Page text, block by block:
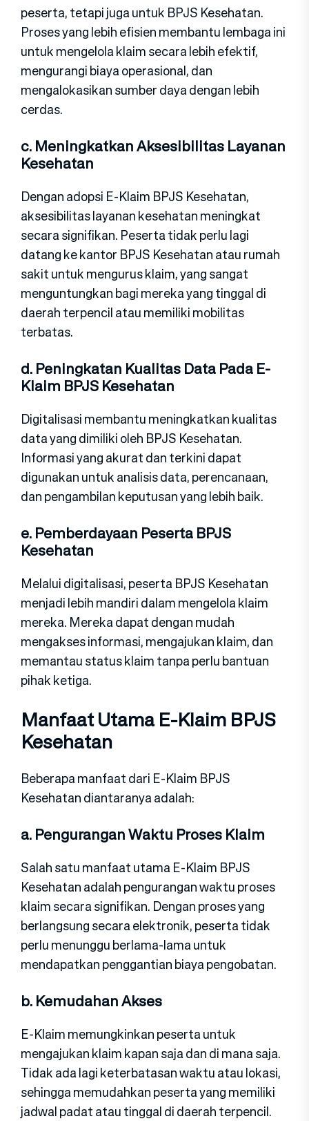
peserta, tetapi juga untuk BPJS Kesehatan.
Proses yang lebih efisien membantu lembaga ini
untuk mengelola klaim secara lebih efektif,
mengurangi biaya operasional, dan
mengalokasikan sumber daya dengan lebih
cerdas.
c. Meningkatkan Aksesibilitas Layanan
Kesehatan
Dengan adopsi E-Klaim BPJS Kesehatan,
aksesibilitas layanan kesehatan meningkat
secara signifikan. Peserta tidak perlu lagi
datang ke kantor BPJS Kesehatan atau rumah
sakit untuk mengurus klaim, yang sangat
menguntungkan bagi mereka yang tinggal di
daerah terpencil atau memiliki mobilitas
terbatas.
d. Peningkatan Kualitas Data Pada E-
Klaim BPJS Kesehatan
Digitalisasi membantu meningkatkan kualitas
data yang dimiliki oleh BPJS Kesehatan.
Informasi yang akurat dan terkini dapat
digunakan untuk analisis data, perencanaan,
dan pengambilan keputusan yang lebih baik.
e. Pemberdayaan Peserta BPJS
Kesehatan
Melalui digitalisasi, peserta BPJS Kesehatan
menjadi lebih mandiri dalam mengelola klaim
mereka. Mereka dapat dengan mudah
mengakses informasi, mengajukan klaim, dan
memantau status klaim tanpa perlu bantuan
pihak ketiga.
Manfaat Utama E-Klaim BPJS
Kesehatan
Beberapa manfaat dari E-Klaim BPJS
Kesehatan diantaranya adalah:
a. Pengurangan Waktu Proses Klaim
Salah satu manfaat utama E-Klaim BPJS
Kesehatan adalah pengurangan waktu proses
klaim secara signifikan. Dengan proses yang
berlangsung secara elektronik, peserta tidak
perlu menunggu berlama-lama untuk
mendapatkan penggantian biaya pengobatan.
b. Kemudahan Akses
E-Klaim memungkinkan peserta untuk
mengajukan klaim kapan saja dan di mana saja.
Tidak ada lagi keterbatasan waktu atau lokasi,
sehingga memudahkan peserta yang memiliki
jadwal padat atau tinggal di daerah terpencil.